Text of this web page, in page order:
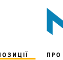
ПРО